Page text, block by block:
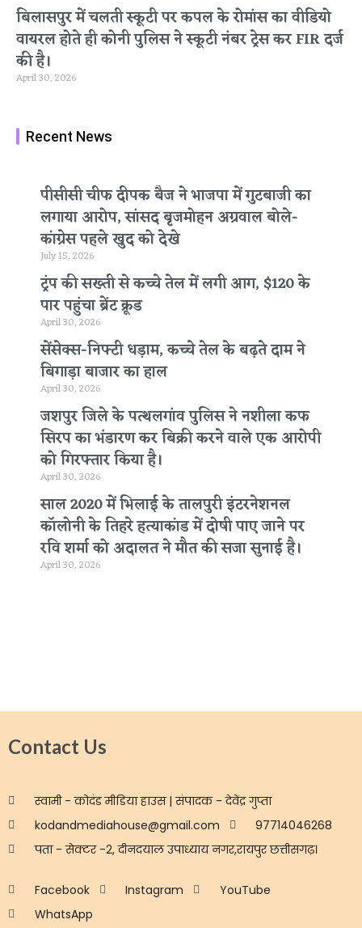
बिलासपुर में चलती स्कूटी पर कपल के रोमांस का वीडियो
वायरल होते ही कोनी पुलिस ने स्कूटी नंबर ट्रेस कर FIR दर्ज
की है।
April 30, 2026
Recent News
पीसीसी चीफ दीपक बैज ने भाजपा में गुटबाजी का
लगाया आरोप, सांसद बृजमोहन अग्रवाल बोले-
कांग्रेस पहले खुद को देखे
July 15, 2026
ट्रंप की सख्ती से कच्चे तेल में लगी आग, $120 के
पार पहुंचा ब्रेंट क्रूड
April 30, 2026
सेंसेक्स-निफ्टी धड़ाम, कच्चे तेल के बढ़ते दाम ने
बिगाड़ा बाजार का हाल
April 30, 2026
जशपुर जिले के पत्थलगांव पुलिस ने नशीला कफ
सिरप का भंडारण कर बिक्री करने वाले एक आरोपी
को गिरफ्तार किया है।
April 30, 2026
साल 2020 में भिलाई के तालपुरी इंटरनेशनल
कॉलोनी के तिहरे हत्याकांड में दोषी पाए जाने पर
रवि शर्मा को अदालत ने मौत की सजा सुनाई है।
April 30, 2026
Contact Us
स्वामी - कोदंड मीडिया हाउस | संपादक - देवेंद्र गुप्ता
kodandmediahouse@gmail.com
97714046268
पता - सेक्टर -2, दीनदयाल उपाध्याय नगर,रायपुर छत्तीसगढ़।
Facebook Instagram
YouTube
WhatsApp